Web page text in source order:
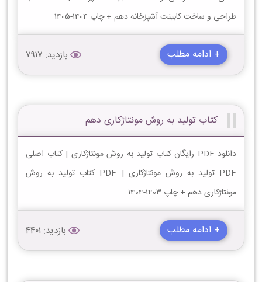
طراحی و ساخت کابینت آشپزخانه دهم + چاپ 1404-1405
+ ادامه مطلب بازدید: 7917
کتاب تولید به روش مونتاژکاری دهم
دانلود PDF رایگان کتاب تولید به روش مونتاژکاری | کتاب اصلی
PDF تولید به روش مونتاژکاری | PDF کتاب تولید به روش
مونتاژکاری دهم + چاپ 1403-1404
+ ادامه مطلب بازدید: 4401